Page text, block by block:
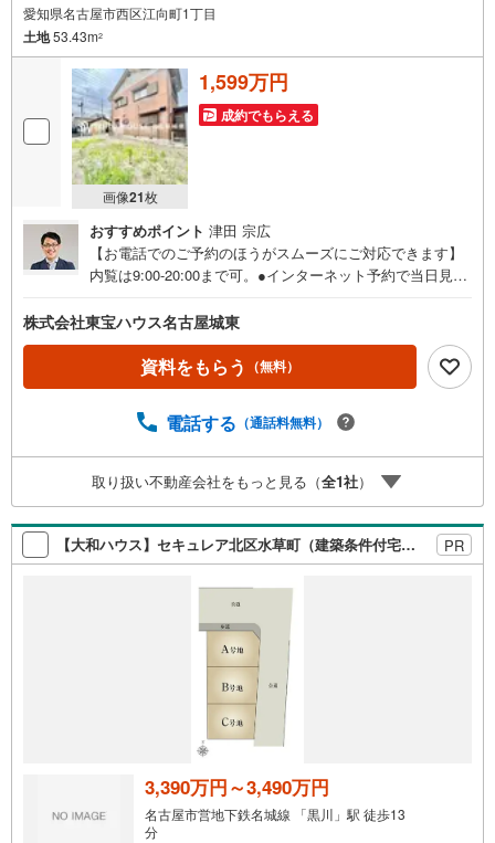
愛知県名古屋市西区江向町1丁目
土地53.43m2
画像21枚
1,599万円
成約でもらえる
おすすめポイント 津田 宗広
【お電話でのご予約のほうがスムーズにご対応できます】
内覧は9:00-20:00まで可。●インターネット予約で当日見学
（2）本日～4日以内をご希望の方は「ご要望・ご質問欄」
に希望日時をご記入ください！《東宝ハウス名古屋城東の
こだわり》スタッフ一同、すべてのお客様に対して、自分
の家族や仲の良い友人に対するときと同じ気持ちで接客さ
と出会い、住宅ローンやその他のサービスの内容にもご満
だきます。私たちが携わる不動産ビジネスでは安全で安心
な取引を実現することはプロとしての使命です。営業スタ
はもちろん何度も報告と確認を繰り返し、取引の安全性を
追求しています。ご覧いただきありがとうございます！
株式会社東宝ハウス名古屋城東
資料をもらう （無料）
電話する （通話料無料）
取り扱い不動産会社をもっと見る（全1社）
【大和ハウス】セキュレア北区水草町（建築条件付宅地分譲） PR
3,390万円～3,490万円
名古屋市営地下鉄名城線 「黒川」駅 徒歩13
分